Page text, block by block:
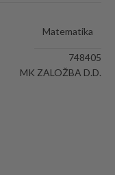
Matematika
748405
MK ZALOŽBA D.D.